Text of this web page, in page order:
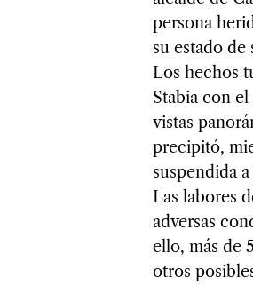
persona
su estado de
Los hechos
Stabia con
vistas
precipitó,
suspendida
Las labores
adversas
ello, más de
otros